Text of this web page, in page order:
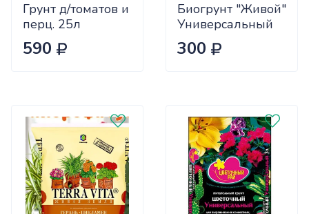
Грунт д/томатов и
перц. 25л
Малышок ФАСКО
(1/60)
590
Биогрунт "Живой"
Универсальный
10л "СЗТК" (200)
300